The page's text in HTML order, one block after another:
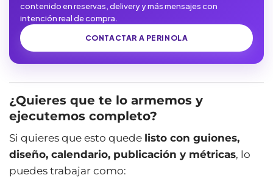
contenido en reservas, delivery y más mensajes con
intención real de compra.
CONTACTAR A PERINOLA
¿Quieres que te lo armemos y
ejecutemos completo?
Si quieres que esto quede listo con guiones,
diseño, calendario, publicación y métricas, lo
puedes trabajar como: